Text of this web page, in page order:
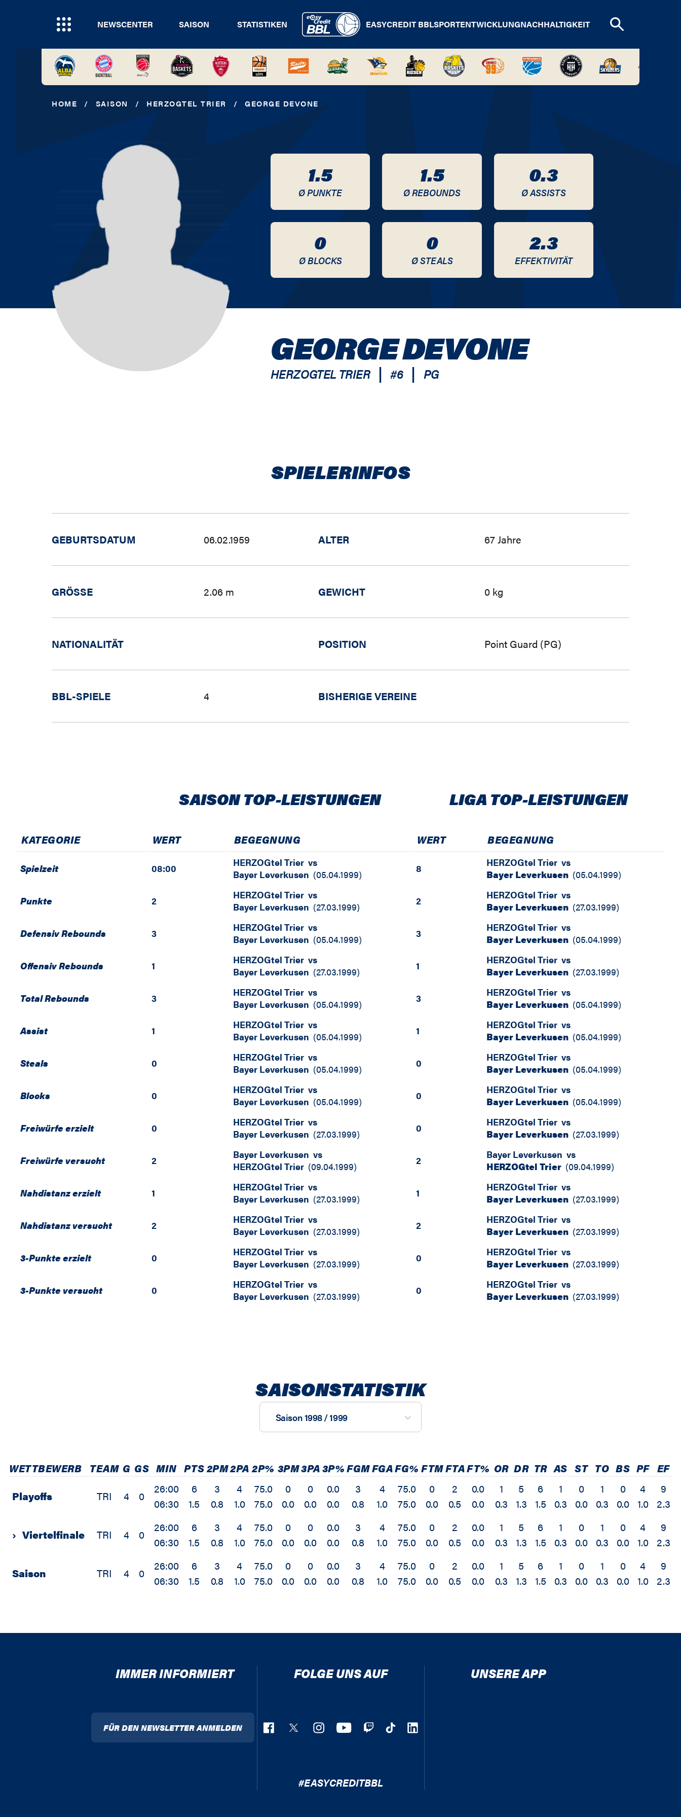
NEWSCENTER SAISON STATISTIKEN EASYCREDIT BBLSPORTENTWICKLUNGNACHHALTIGKEIT
HOME / SAISON / HERZOGTEL TRIER / GEORGE DEVONE
1.5
Ø PUNKTE
1.5
Ø REBOUNDS
0.3
Ø ASSISTS
0
Ø BLOCKS
0
Ø STEALS
2.3
EFFEKTIVITÄT
GEORGE DEVONE
HERZOGTEL TRIER | #6 | PG
SPIELERINFOS
GEBURTSDATUM 06.02.1959 ALTER 67 Jahre
GRÖSSE 2.06 m GEWICHT 0 kg
NATIONALITÄT POSITION Point Guard (PG)
BBL-SPIELE 4 BISHERIGE VEREINE
SAISON TOP-LEISTUNGEN LIGA TOP-LEISTUNGEN
KATEGORIE WERT BEGEGNUNG WERT BEGEGNUNG
Spielzeit 08:00 HERZOGtel Trier vs
Bayer Leverkusen (05.04.1999) 8 HERZOGtel Trier vs
Bayer Leverkusen (05.04.1999)
Punkte 2 HERZOGtel Trier vs
Bayer Leverkusen (27.03.1999) 2 HERZOGtel Trier vs
Bayer Leverkusen (27.03.1999)
Defensiv Rebounds 3 HERZOGtel Trier vs
Bayer Leverkusen (05.04.1999) 3 HERZOGtel Trier vs
Bayer Leverkusen (05.04.1999)
Offensiv Rebounds 1 HERZOGtel Trier vs
Bayer Leverkusen (27.03.1999) 1 HERZOGtel Trier vs
Bayer Leverkusen (27.03.1999)
Total Rebounds 3 HERZOGtel Trier vs
Bayer Leverkusen (05.04.1999) 3 HERZOGtel Trier vs
Bayer Leverkusen (05.04.1999)
Assist 1 HERZOGtel Trier vs
Bayer Leverkusen (05.04.1999) 1 HERZOGtel Trier vs
Bayer Leverkusen (05.04.1999)
Steals 0 HERZOGtel Trier vs
Bayer Leverkusen (05.04.1999) 0 HERZOGtel Trier vs
Bayer Leverkusen (05.04.1999)
Blocks 0 HERZOGtel Trier vs
Bayer Leverkusen (05.04.1999) 0 HERZOGtel Trier vs
Bayer Leverkusen (05.04.1999)
Freiwürfe erzielt 0 HERZOGtel Trier vs
Bayer Leverkusen (27.03.1999) 0 HERZOGtel Trier vs
Bayer Leverkusen (27.03.1999)
Freiwürfe versucht 2 Bayer Leverkusen vs
HERZOGtel Trier (09.04.1999) 2 Bayer Leverkusen vs
HERZOGtel Trier (09.04.1999)
Nahdistanz erzielt 1 HERZOGtel Trier vs
Bayer Leverkusen (27.03.1999) 1 HERZOGtel Trier vs
Bayer Leverkusen (27.03.1999)
Nahdistanz versucht 2 HERZOGtel Trier vs
Bayer Leverkusen (27.03.1999) 2 HERZOGtel Trier vs
Bayer Leverkusen (27.03.1999)
3-Punkte erzielt 0 HERZOGtel Trier vs
Bayer Leverkusen (27.03.1999) 0 HERZOGtel Trier vs
Bayer Leverkusen (27.03.1999)
3-Punkte versucht 0 HERZOGtel Trier vs
Bayer Leverkusen (27.03.1999) 0 HERZOGtel Trier vs
Bayer Leverkusen (27.03.1999)
SAISONSTATISTIK
Saison 1998 / 1999
WETTBEWERB TEAM G GS MIN PTS2PM2PA 2P% 3PM3PA3P%FGMFGAFG% FTMFTAFT% OR DR TR AS ST TO BS PF EF
Playoffs
TRI 4 0
26:00
06:30
6
1.5
3
0.8
4
1.0
75.0
75.0
0
0.0
0
0.0
0.0
0.0
3
0.8
4
1.0
75.0
75.0
0
0.0
2
0.5
0.0
0.0
1
0.3
5
1.3
6
1.5
1
0.3
0
0.0
1
0.3
0
0.0
4
1.0
9
2.3
› Viertelfinale TRI 4 0
26:00
06:30
6
1.5
3
0.8
4
1.0
75.0
75.0
0
0.0
0
0.0
0.0
0.0
3
0.8
4
1.0
75.0
75.0
0
0.0
2
0.5
0.0
0.0
1
0.3
5
1.3
6
1.5
1
0.3
0
0.0
1
0.3
0
0.0
4
1.0
9
2.3
Saison TRI 4 0
26:00
06:30
6
1.5
3
0.8
4
1.0
75.0
75.0
0
0.0
0
0.0
0.0
0.0
3
0.8
4
1.0
75.0
75.0
0
0.0
2
0.5
0.0
0.0
1
0.3
5
1.3
6
1.5
1
0.3
0
0.0
1
0.3
0
0.0
4
1.0
9
2.3
IMMER INFORMIERT
FÜR DEN NEWSLETTER ANMELDEN
FOLGE UNS AUF
#EASYCREDITBBL
UNSERE APP